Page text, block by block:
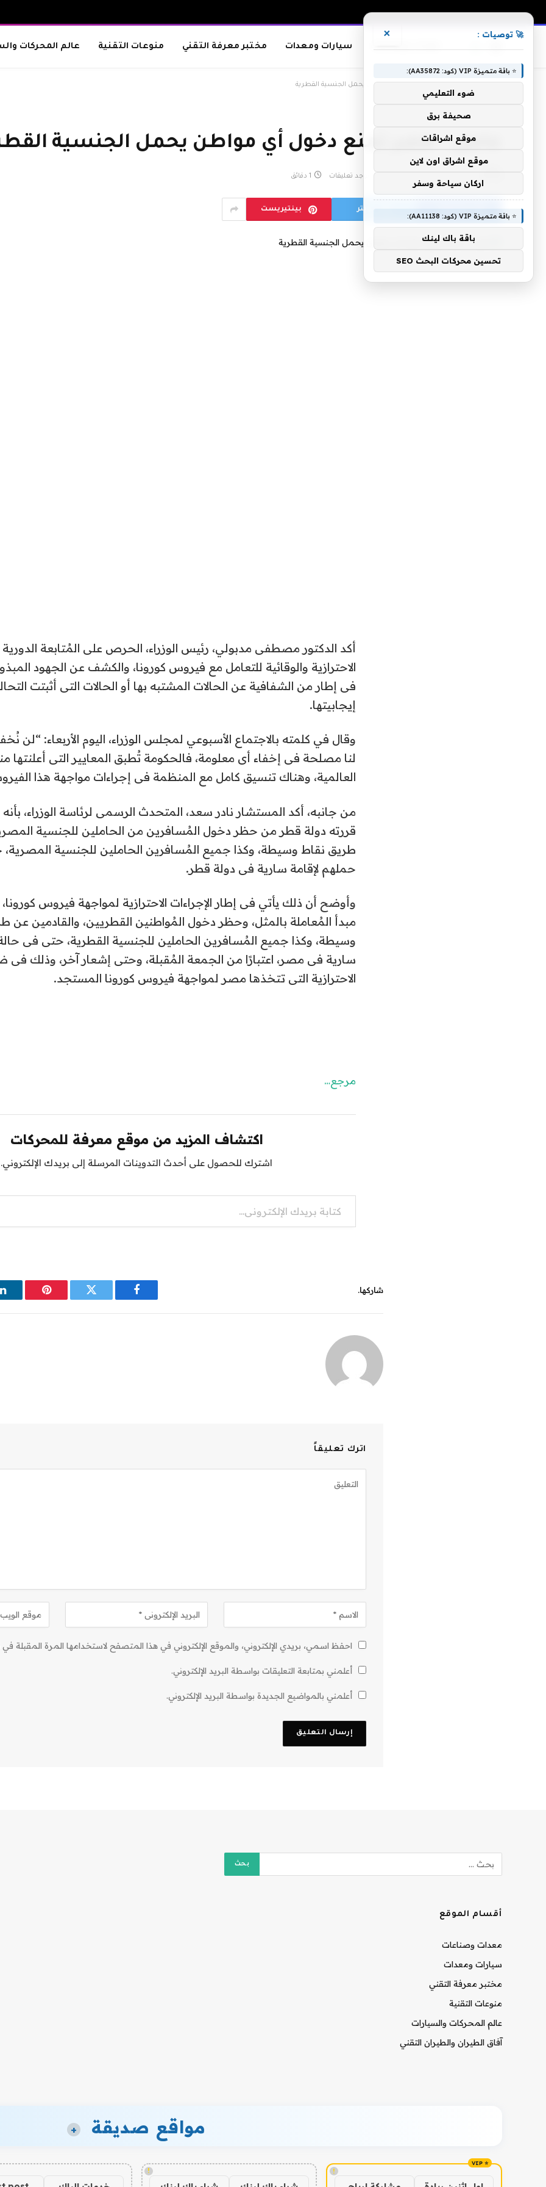
سيارات ومعدات مختبر معرفة التقني منوعات التقنية عالم المحركات
عاجل.. مصر تمنع دخول أي مواطن يحمل الجنسية القطرية
عاجل.. مصر تمنع دخول أي مواطن يحمل الجنسية
لا توجد تعليقات 1 دقائق
تويتر بينتيريست
أكد الدكتور مصطفى مدبولي، رئيس الوزراء، الحرص على المُتابعة الدورية
الاحترازية والوقائية للتعامل مع فيروس كورونا، والكشف عن الجهود
فى إطار من الشفافية عن الحالات المشتبه بها أو الحالات التى أثبتت
إيجابيتها.
وقال في كلمته بالاجتماع الأسبوعي لمجلس الوزراء، اليوم الأربعاء: “لن
لنا مصلحة فى إخفاء أى معلومة، فالحكومة تُطبق المعايير التى
العالمية، وهناك تنسيق كامل مع المنظمة فى إجراءات مواجهة هذا
من جانبه، أكد المستشار نادر سعد، المتحدث الرسمى لرئاسة الوزراء،
قررته دولة قطر من حظر دخول المُسافرين من الحاملين للجنسية
طريق نقاط وسيطة، وكذا جميع المُسافرين الحاملين للجنسية
حملهم لإقامة سارية فى دولة قطر.
وأوضح أن ذلك يأتي فى إطار الإجراءات الاحترازية لمواجهة فيروس
مبدأ المُعاملة بالمثل، وحظر دخول المُواطنين القطريين، والقادمين عن
وسيطة، وكذا جميع المُسافرين الحاملين للجنسية القطرية، حتى فى
سارية فى مصر، اعتبارًا من الجمعة المُقبلة، وحتى إشعار آخر، وذلك فى
الاحترازية التى تتخذها مصر لمواجهة فيروس كورونا المستجد.
مرجع…
اكتشاف المزيد من موقع معرفة للمحركات
اشترك للحصول على أحدث التدوينات المرسلة إلى بريدك الإلكتروني.
كتابة بريدك الإلكتروني...
شاركها.
فيسبوك تويتر بينتيريست
اترك تعليقاً
احفظ اسمي، بريدي الإلكتروني، والموقع الإلكتروني في هذا المتصفح لاستخدامها المرة المقبلة في
أعلمني بمتابعة التعليقات بواسطة البريد الإلكتروني.
أعلمني بالمواضيع الجديدة بواسطة البريد الإلكتروني.
أقسام الموقع
معدات وصناعات
سيارات ومعدات
مختبر معرفة التقني
منوعات التقنية
عالم المحركات والسيارات
آفاق الطيران والطيران التقني
مواقع صديقة +
!
!
🚀 توصيات : ×
⭐ باقة متميزة VIP (كود: AA35872):
ضوء التعليمي
صحيفة برق
موقع اشراقات
موقع اشراق اون لاين
اركان سياحة وسفر
⭐ باقة متميزة VIP (كود: AA11138):
باقة باك لينك
تحسين محركات البحث SEO